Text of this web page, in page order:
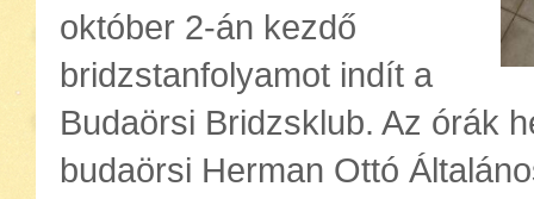
október 2-án kezdő
bridzstanfolyamot indít a
Budaörsi Bridzsklub. Az órák
budaörsi Herman Ottó